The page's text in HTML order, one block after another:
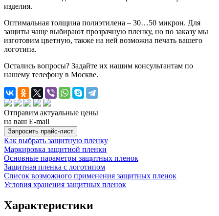
изделия.
Оптимальная толщина полиэтилена – 30…50 микрон. Для
защиты чаще выбирают прозрачную пленку, но по заказу мы
изготовим цветную, также на ней возможна печать вашего
логотипа.
Остались вопросы? Задайте их нашим консультантам по
нашему телефону в Москве.
Отправим актуальные цены
на ваш E-mail
Как выбрать защитную пленку
Маркировка защитной пленки
Основные параметры защитных пленок
Защитная пленка с логотипом
Список возможного применения защитных пленок
Условия хранения защитных пленок
Характеристики